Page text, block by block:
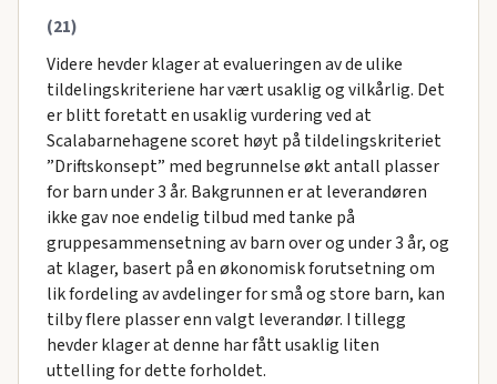
(21)
Videre hevder klager at evalueringen av de ulike
tildelingskriteriene har vært usaklig og vilkårlig. Det
er blitt foretatt en usaklig vurdering ved at
Scalabarnehagene scoret høyt på tildelingskriteriet
”Driftskonsept” med begrunnelse økt antall plasser
for barn under 3 år. Bakgrunnen er at leverandøren
ikke gav noe endelig tilbud med tanke på
gruppesammensetning av barn over og under 3 år, og
at klager, basert på en økonomisk forutsetning om
lik fordeling av avdelinger for små og store barn, kan
tilby flere plasser enn valgt leverandør. I tillegg
hevder klager at denne har fått usaklig liten
uttelling for dette forholdet.